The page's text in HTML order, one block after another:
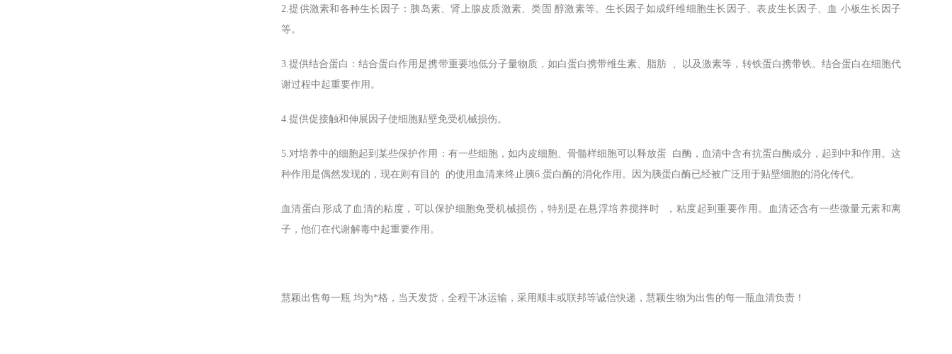
2.提供激素和各种生长因子：胰岛素、肾上腺皮质激素、类固 醇激素等。生长因子如成纤维细胞生长因子、表皮生长因子、血 小板生长因子
等。
3.提供结合蛋白：结合蛋白作用是携带重要地低分子量物质，如白蛋白携带维生素、脂肪 、以及激素等，转铁蛋白携带铁。结合蛋白在细胞代
谢过程中起重要作用。
4.提供促接触和伸展因子使细胞贴壁免受机械损伤。
5.对培养中的细胞起到某些保护作用：有一些细胞，如内皮细胞、骨髓样细胞可以释放蛋 白酶，血清中含有抗蛋白酶成分，起到中和作用。这
种作用是偶然发现的，现在则有目的 的使用血清来终止胰6.蛋白酶的消化作用。因为胰蛋白酶已经被广泛用于贴壁细胞的消化传代。
血清蛋白形成了血清的粘度，可以保护细胞免受机械损伤，特别是在悬浮培养搅拌时 ，粘度起到重要作用。血清还含有一些微量元素和离
子，他们在代谢解毒中起重要作用。
慧颖出售每一瓶 均为*格，当天发货，全程干冰运输，采用顺丰或联邦等诚信快递，慧颖生物为出售的每一瓶血清负责！